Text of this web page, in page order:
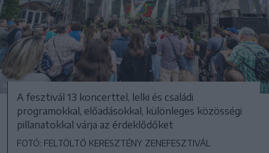
A fesztivál 13 koncerttel, lelki és családi
programokkal, előadásokkal, különleges közösségi
pillanatokkal várja az érdeklődőket
FOTÓ: FELTÖLTŐ KERESZTÉNY ZENEFESZTIVÁL